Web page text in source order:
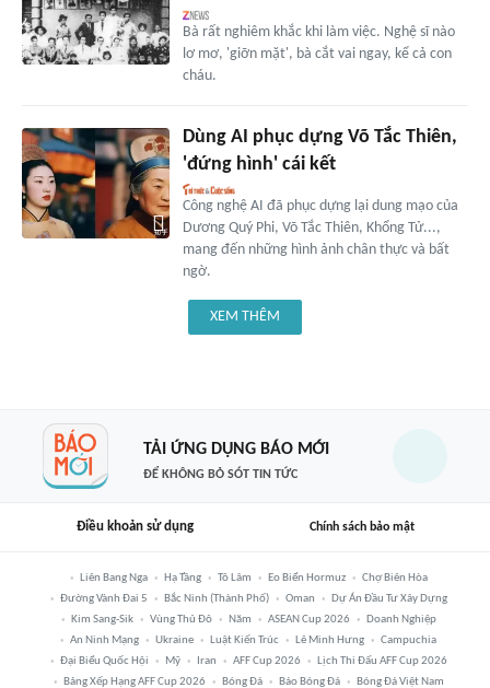
Bà rất nghiêm khắc khi làm việc. Nghệ sĩ nào
lơ mơ, 'giỡn mặt', bà cắt vai ngay, kể cả con
cháu.
Dùng AI phục dựng Võ Tắc Thiên,
'đứng hình' cái kết
Công nghệ AI đã phục dựng lại dung mạo của
Dương Quý Phi, Võ Tắc Thiên, Khổng Tử...,
mang đến những hình ảnh chân thực và bất
ngờ.
XEM THÊM
TẢI ỨNG DỤNG BÁO MỚI
ĐỂ KHÔNG BỎ SÓT TIN TỨC
Điều khoản sử dụng Chính sách bảo mật
Liên Bang Nga Hạ Tầng Tô Lâm Eo Biển Hormuz
Chợ Biên Hòa
Đường Vành Đai 5
Bắc Ninh (thành Phố) Oman
Dự Án Đầu Tư Xây Dựng
Kim Sang-Sik
Vùng Thủ Đô Năm ASEAN Cup 2026
Doanh Nghiệp
An Ninh Mạng
Ukraine Luật Kiến Trúc Lê Minh Hưng
Campuchia
Đại Biểu Quốc Hội
Mỹ Iran AFF Cup 2026
Lịch Thi Đấu AFF Cup 2026
Bảng Xếp Hạng AFF Cup 2026
Bóng Đá Báo Bóng Đá Bóng Đá Việt Nam